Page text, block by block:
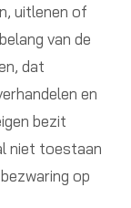
uitlenen of
van de
dat
en
bezit
niet toestaan
op